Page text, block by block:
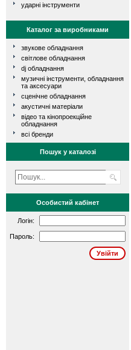
ударні інструменти
Каталог за виробниками
звукове обладнання
світлове обладнання
dj обладнання
музичні інструменти, обладнання
та аксесуари
сценічне обладнання
акустичні матеріали
відео та кінопроекційне
обладнання
всі бренди
Пошук у каталозі
Особистий кабінет
Логін:
Пароль: